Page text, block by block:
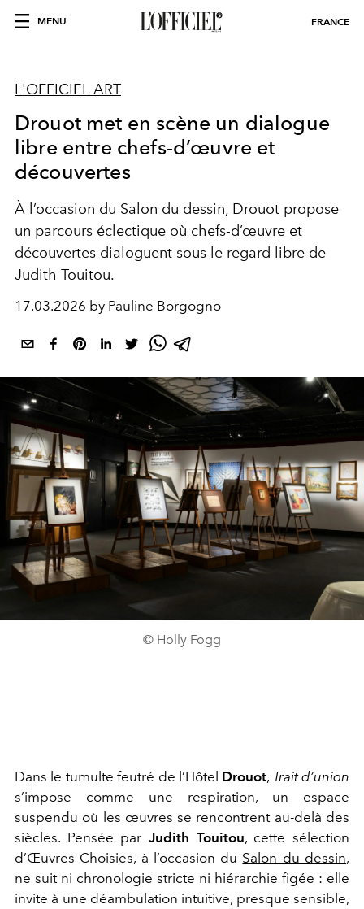
MENU FRANCE
L'OFFICIEL ART
Drouot met en scène un dialogue
libre entre chefs-d’œuvre et
découvertes
À l’occasion du Salon du dessin, Drouot propose
un parcours éclectique où chefs-d’œuvre et
découvertes dialoguent sous le regard libre de
Judith Touitou.
17.03.2026 by Pauline Borgogno
© Holly Fogg
Dans le tumulte feutré de l’Hôtel Drouot, Trait d’union
s’impose comme une respiration, un espace
suspendu où les œuvres se rencontrent au-delà des
siècles. Pensée par Judith Touitou, cette sélection
d’Œuvres Choisies, à l’occasion du Salon du dessin,
ne suit ni chronologie stricte ni hiérarchie figée : elle
invite à une déambulation intuitive, presque sensible,